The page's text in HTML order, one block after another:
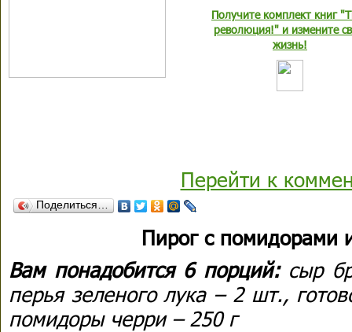
Получите комплект книг
революция!" и измените
жизнь!
Перейти к
Поделиться…
Пирог с помидорами
Вам понадобится 6 порций: сыр
перья зеленого лука – 2 шт.,
помидоры черри – 250 г